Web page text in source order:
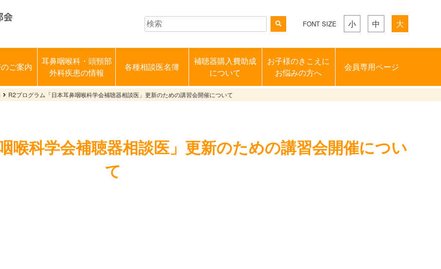
FONT SIZE 小 中 大
ご案内
耳鼻咽喉科・頭頸部
外科疾患の情報
各種相談医名簿
補聴器購入費助成
について
お子様のきこえに
お悩みの方へ
会員専用ページ
R2プログラム「日本耳鼻咽喉科学会補聴器相談医」更新のための講習会開催について
喉科学会補聴器相談医」更新のための講習会開催につい
て